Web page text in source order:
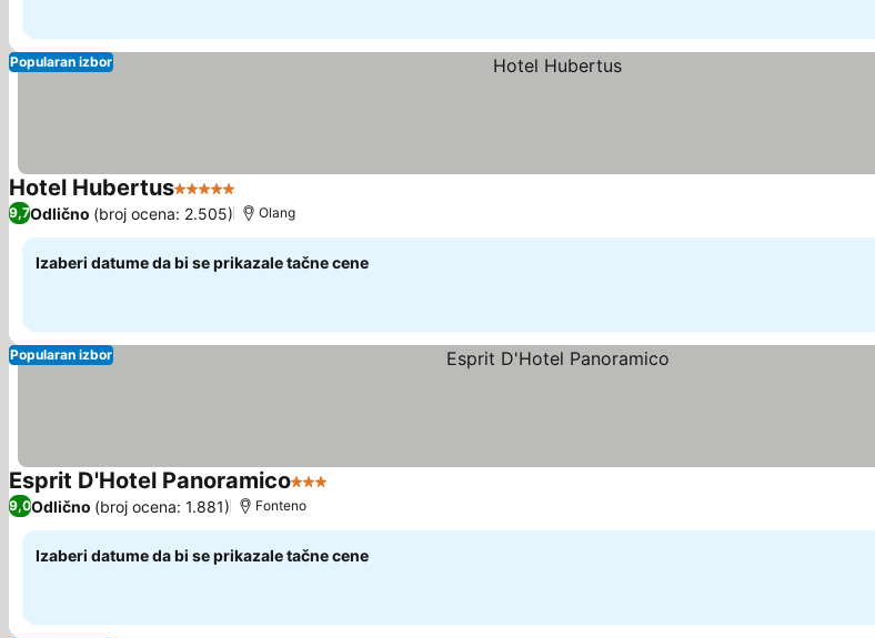
Popularan izbor
Hotel Hubertus5 ZvezdicePogledaj cene
9,7Odlično (broj ocena: 2.505) Olang
Izaberi datume da bi se prikazale tačne cene
Popularan izbor
Esprit D'Hotel Panoramico3 Zvezdice
9,0Odlično (broj ocena: 1.881) Fonteno
Izaberi datume da bi se prikazale tačne cene